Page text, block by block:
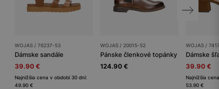
WOJAS / 76237-53
Dámske sandále
39.90 €
Najnižšia cena v období 30 dní:
49.90 €
WOJAS / 20015-52
Pánske členkové topánky
124.90 €
WOJAS /
Dámske
39.90 €
Najnižšia
53.90 €